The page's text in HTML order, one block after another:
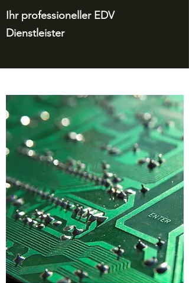
Ihr professioneller EDV
Dienstleister